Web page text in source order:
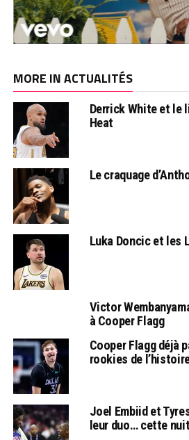
MORE IN ACTUALITÉS
Derrick White et le
Heat
Le craquage
Luka Doncic et les
Victor
à Cooper Flagg
Cooper Flagg déjà
rookies de
Joel Embiid et
leur duo… cette